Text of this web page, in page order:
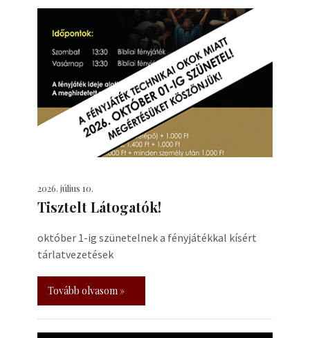
2026. július 10.
Tisztelt Látogatók!
október 1-ig szünetelnek a fényjátékkal kísért
tárlatvezetések
Tovább olvasom »